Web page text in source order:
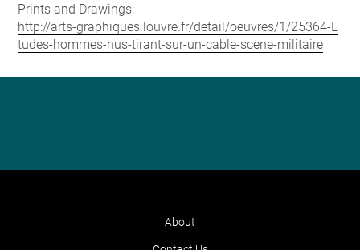
Prints and Drawings:
http://arts-graphiques.louvre.fr/detail/oeuvres/1/25364-E
tudes-hommes-nus-tirant-sur-un-cable-scene-militaire
About